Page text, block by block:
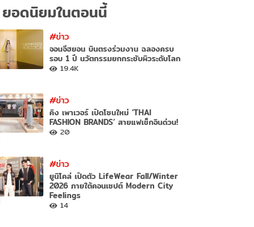
ยอดนิยมในตอนนี้
#ข่าว
จอนจีฮยอน บินตรงร่วมงาน ฉลองครบ
รอบ 1 ปี นวัตกรรมยกกระชับผิวระดับโลก
19.4K
#ข่าว
คิง เพาเวอร์ เปิดโซนใหม่ ‘THAI
FASHION BRANDS’ สายแฟเช็กอินด่วน!
20
#ข่าว
ยูนิโคล่ เปิดตัว LifeWear Fall/Winter
2026 ภายใต้คอนเซปต์ Modern City
Feelings
14